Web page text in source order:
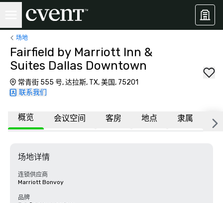
场地
Fairfield by Marriott Inn &
Suites Dallas Downtown
常青街 555 号, 达拉斯, TX, 美国, 75201
联系我们
概览 会议空间 客房 地点 隶属 更
场地详情
连锁供应商
Marriott Bonvoy
品牌